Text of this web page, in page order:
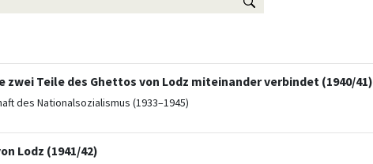
zwei Teile des Ghettos von Lodz miteinander verbindet (1940/41)
des Nationalsozialismus (1933–1945)
Lodz (1941/42)